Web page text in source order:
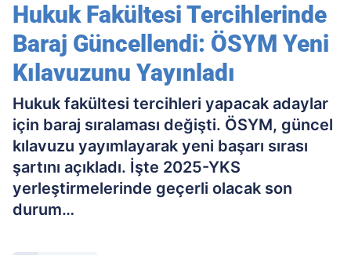
Yayınladı
Hukuk Fakültesi Tercihlerinde
Baraj Güncellendi: ÖSYM Yeni
Kılavuzunu Yayınladı
Hukuk fakültesi tercihleri yapacak adaylar
için baraj sıralaması değişti. ÖSYM, güncel
kılavuzu yayımlayarak yeni başarı sırası
şartını açıkladı. İşte 2025-YKS
yerleştirmelerinde geçerli olacak son
durum…